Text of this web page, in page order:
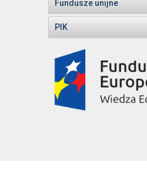
Fundusze unijne
PIK